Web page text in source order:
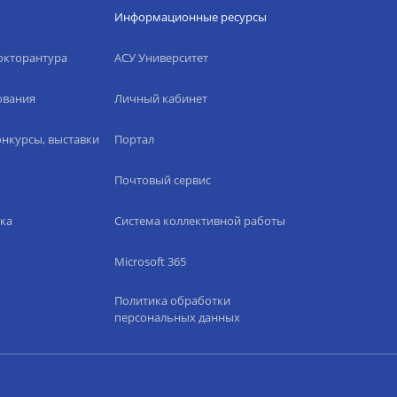
выставки
Информационные ресурсы
АСУ Университет
Личный кабинет
Портал
Почтовый сервис
Система коллективной работы
Microsoft 365
Политика обработки
персональных данных